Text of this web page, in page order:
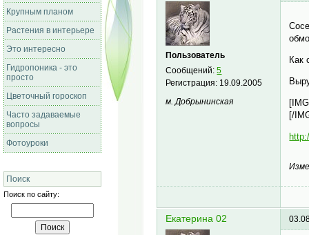
Крупным планом
Растения в интерьере
Это интересно
Гидропоника - это
просто
Цветочный гороскоп
Часто задаваемые
вопросы
Фотоуроки
Поиск
Поиск по сайту:
Пользователь
Сообщений:5
Регистрация: 19.09.2005
м. Добрынинская
Как
[/
Екатерина 02